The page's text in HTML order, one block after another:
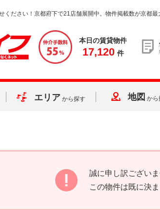
ください！京都府下で21店舗展開中。物件掲載数が京都最
本日の賃貸物件
17,120 件
エリア から探す 地図 から
誠に申し訳ございま
この物件は既に決